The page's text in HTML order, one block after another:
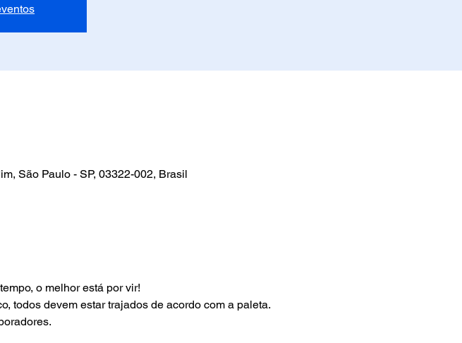
São Paulo - SP, 03322-002, Brasil
o melhor está por vir!
todos devem estar trajados de acordo com a paleta.